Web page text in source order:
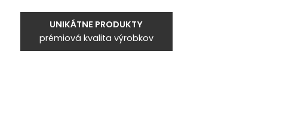
UNIKÁTNE PRODUKTY
prémiová kvalita výrobkov